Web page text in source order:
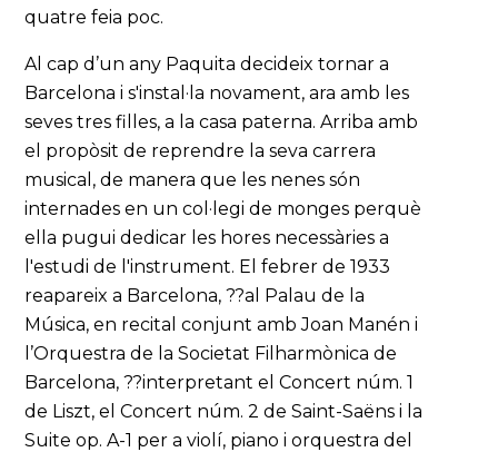
quatre feia poc.
Al cap d’un any Paquita decideix tornar a
Barcelona i s'instal·la novament, ara amb les
seves tres filles, a la casa paterna. Arriba amb
el propòsit de reprendre la seva carrera
musical, de manera que les nenes són
internades en un col·legi de monges perquè
ella pugui dedicar les hores necessàries a
l'estudi de l'instrument. El febrer de 1933
reapareix a Barcelona, ??al Palau de la
Música, en recital conjunt amb Joan Manén i
l’Orquestra de la Societat Filharmònica de
Barcelona, ??interpretant el Concert núm. 1
de Liszt, el Concert núm. 2 de Saint-Saëns i la
Suite op. A-1 per a violí, piano i orquestra del